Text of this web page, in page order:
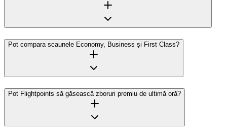
Pot compara scaunele Economy, Business și First Class?
Pot Flightpoints să găsească zboruri premiu de ultimă oră?